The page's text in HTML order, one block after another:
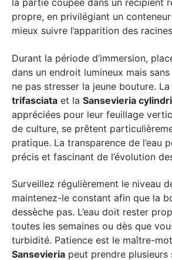
la partie coupée dans un récipient
propre, en privilégiant un
mieux suivre l’apparition des
Durant la période d’immersion,
dans un endroit lumineux mais
ne pas stresser la jeune bouture. La
trifasciata et la Sansevieria
appréciées pour leur feuillage
de culture, se prêtent
pratique. La transparence de l’eau
précis et fascinant de l’évolution
Surveillez régulièrement le niveau
maintenez-le constant afin que la
dessèche pas. L’eau doit rester
toutes les semaines ou dès que
turbidité. Patience est le maître-
Sansevieria peut prendre plusieurs